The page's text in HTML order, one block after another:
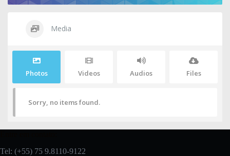
Media
Photos Videos Audios Files
Sorry, no items found.
Tel: (+55) 75 9.8110-9122